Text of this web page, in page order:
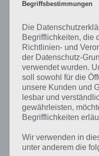
App
Merlins Adventure ist ein
und iPad, welches ab sofort
kostenlosen Download
auch wenn es teilweise
letztlich den Sprung nicht
Begriffsbestimmungen
Die
Begrifflichkeiten, die
Richtlinien- und
der Datenschutz-
verwendet wurden.
soll sowohl für die
unsere Kunden und
lesbar und
gewährleisten,
Begrifflichkeiten
Wir verwenden in
unter anderem die